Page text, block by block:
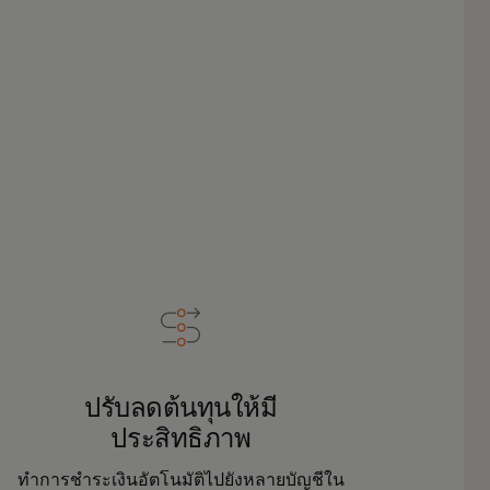
ปรับลดต้นทุนให้มี
ประสิทธิภาพ
ทำการชำระเงินอัตโนมัติไปยังหลายบัญชีใน